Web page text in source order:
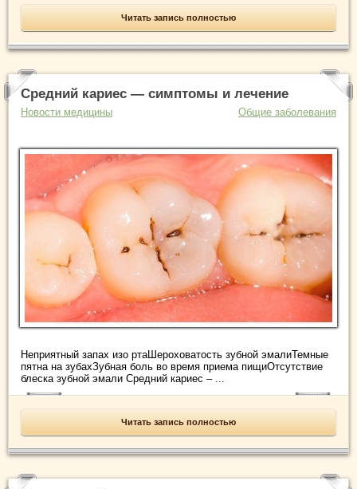
Читать запись полностью
Средний кариес — симптомы и лечение
Новости медицины Общие заболевания
Неприятный запах изо ртаШероховатость зубной эмалиТемные
пятна на зубахЗубная боль во время приема пищиОтсутствие
блеска зубной эмали Средний кариес – ...
Читать запись полностью